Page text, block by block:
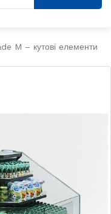
M – кутові елементи